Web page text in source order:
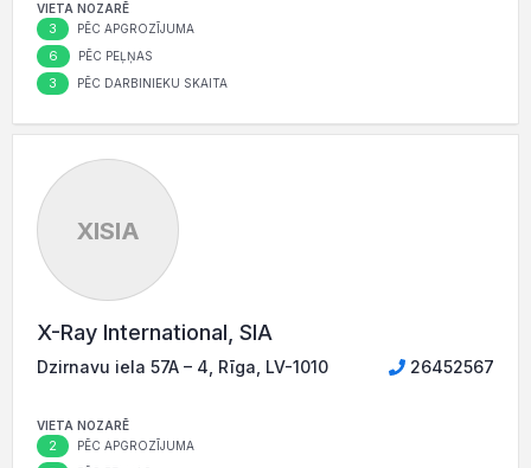
VIETA NOZARĒ
3 PĒC APGROZĪJUMA
6 PĒC PEĻŅAS
3 PĒC DARBINIEKU SKAITA
XISIA
X-Ray International, SIA
Dzirnavu iela 57A – 4, Rīga, LV-1010 26452567
VIETA NOZARĒ
2 PĒC APGROZĪJUMA